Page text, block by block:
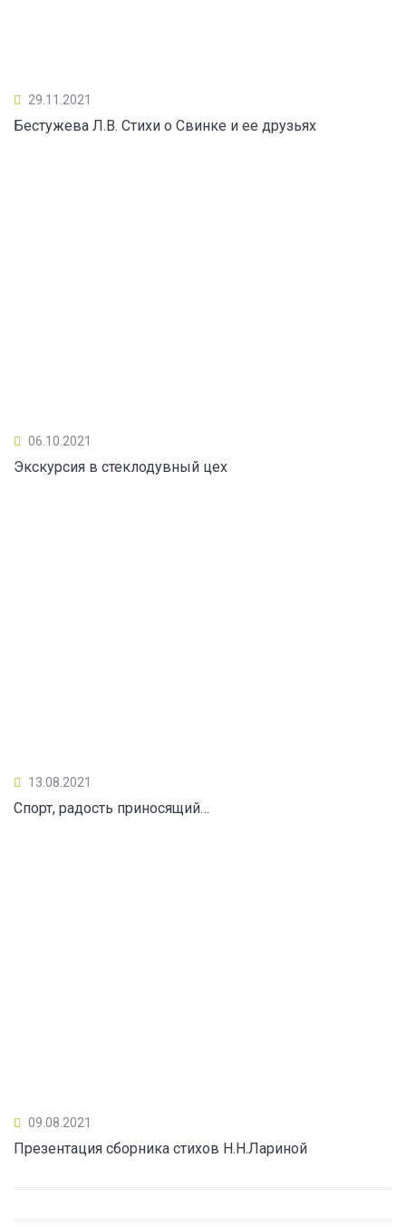
29.11.2021
Бестужева Л.В. Стихи о Свинке и ее друзьях
06.10.2021
Экскурсия в стеклодувный цех
13.08.2021
Спорт, радость приносящий…
09.08.2021
Презентация сборника стихов Н.Н.Лариной